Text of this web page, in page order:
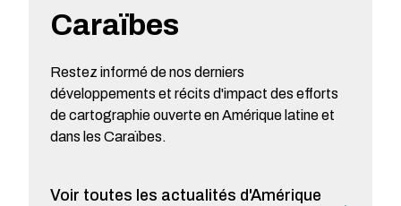
Caraïbes
Restez informé de nos derniers
développements et récits d'impact des efforts
de cartographie ouverte en Amérique latine et
dans les Caraïbes.
Voir toutes les actualités d'Amérique